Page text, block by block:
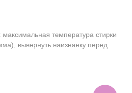
температура стирки
вывернуть наизнанку перед